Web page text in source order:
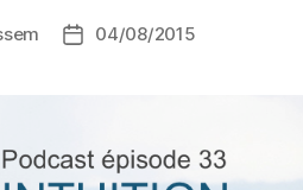
Date04/08/2015